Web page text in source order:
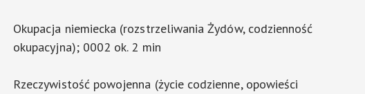
Okupacja niemiecka (rozstrzeliwania Żydów, codzienność
okupacyjna); 0002 ok. 2 min
Rzeczywistość powojenna (życie codzienne, opowieści